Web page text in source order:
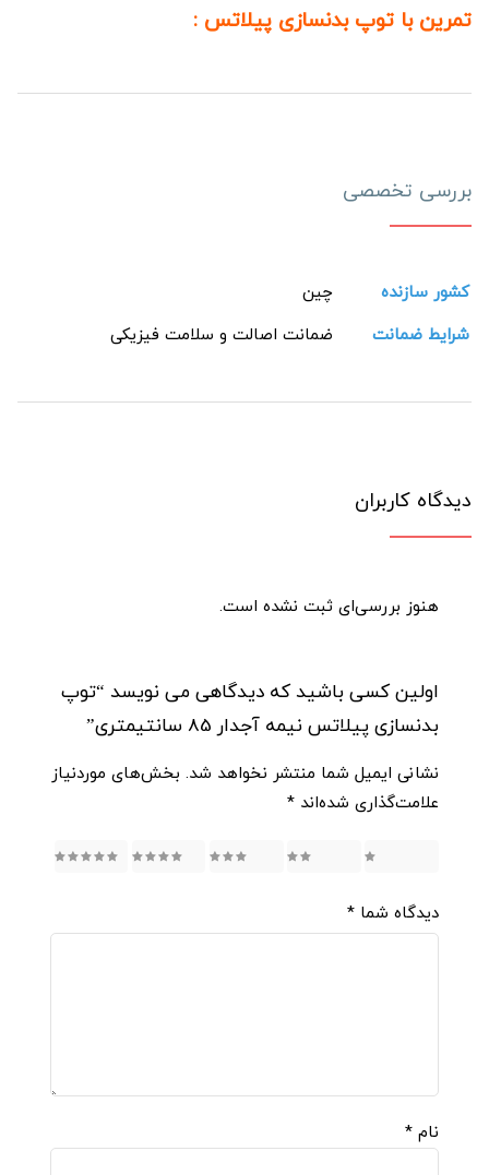
تمرین با توپ بدنسازی پیلاتس :
بررسی تخصصی
کشور سازنده
چین
شرایط ضمانت
ضمانت اصالت و سلامت فیزیکی
دیدگاه کاربران
هنوز بررسی‌ای ثبت نشده است.
اولین کسی باشید که دیدگاهی می نویسد “توپ
بدنسازی پیلاتس نیمه آجدار 85 سانتیمتری”
نشانی ایمیل شما منتشر نخواهد شد. بخش‌های موردنیاز
علامت‌گذاری شده‌اند *
5
دیدگاه شما *
نام *